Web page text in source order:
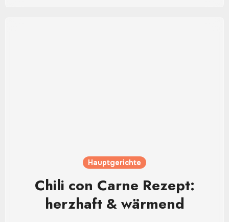
Hauptgerichte
Chili con Carne Rezept:
herzhaft & wärmend